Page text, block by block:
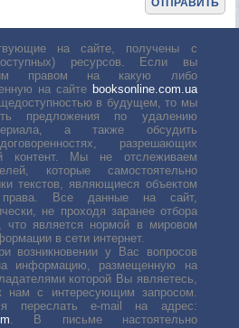
на сайте, получены с
ресурсов. Если вы
правом на какую либо
на сайте booksonline.com.ua
в будущем, то мы
предложения по удалению
а также обсудить
разрешающих
контент. Мы не отслеживаем
которые самостоятельно
текстов, являющиеся объектом
права. Все данные на сайт,
не проходя заранее отбора
что является нормой в мировом
в сети интернет.
возникновении у Вас вопросов
информацию, размещенную на
которой Вы являетесь,
нам с интересующим запросом.
переслать е-mail на адрес:
. В письме настоятельно